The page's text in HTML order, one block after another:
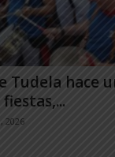
Tudela hace
2026